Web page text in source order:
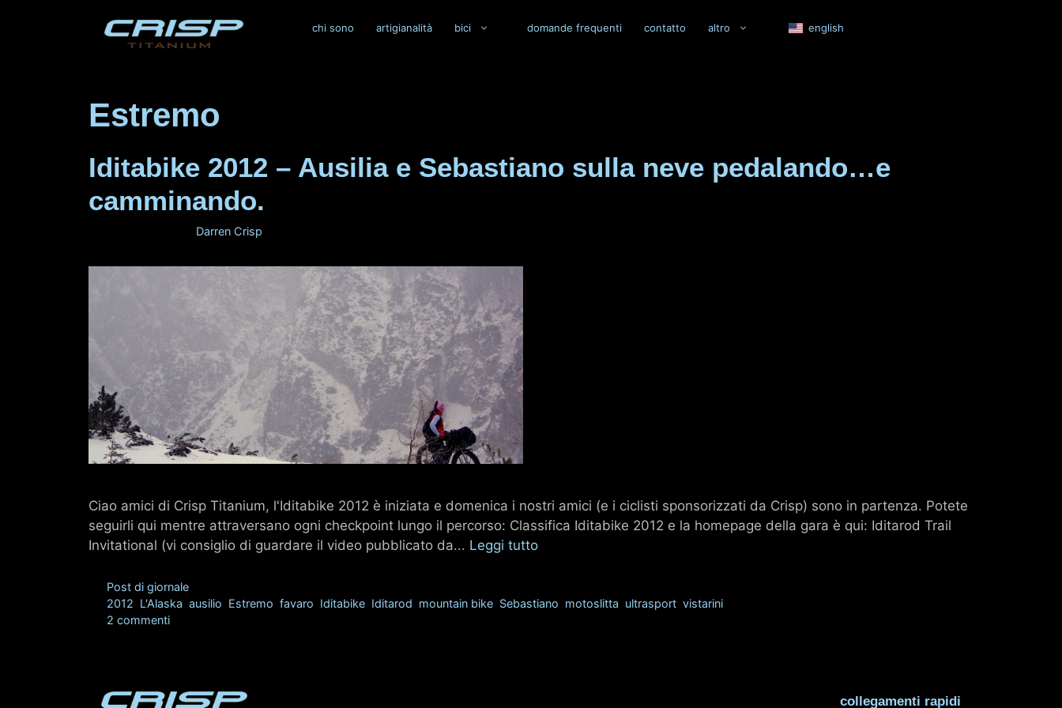
chi sono artigianalità bici domande frequenti contatto altro english
Estremo
Iditabike 2012 – Ausilia e Sebastiano sulla neve pedalando…e
camminando.
Darren Crisp
Ciao amici di Crisp Titanium, l'Iditabike 2012 è iniziata e domenica i nostri amici (e i ciclisti sponsorizzati da Crisp) sono in partenza. Potete
seguirli qui mentre attraversano ogni checkpoint lungo il percorso: Classifica Iditabike 2012 e la homepage della gara è qui: Iditarod Trail
Invitational (vi consiglio di guardare il video pubblicato da... Leggi tutto
Categorie
Post di giornale
Tag
2012 L'Alaska ,ausilio Estremo ,favaro Iditabike Iditarod mountain bike Sebastiano motoslitta ultrasport ,vistarini
2 commenti
collegamenti rapidi